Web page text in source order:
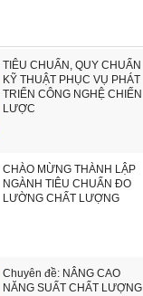
TIÊU CHUẨN, QUY CHUẨN
KỸ THUẬT PHỤC VỤ PHÁT
TRIỂN CÔNG NGHỆ CHIẾN
LƯỢC
CHÀO MỪNG THÀNH LẬP
NGÀNH TIÊU CHUẨN ĐO
LƯỜNG CHẤT LƯỢNG
Chuyên đề: NÂNG CAO
NĂNG SUẤT CHẤT LƯỢNG